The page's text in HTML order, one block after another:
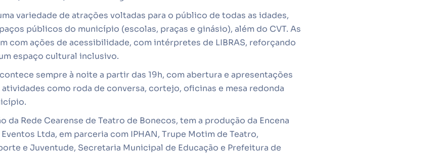
variedade de atrações voltadas para o público de todas as idades,
públicos do município (escolas, praças e ginásio), além do CVT. As
com ações de acessibilidade, com intérpretes de LIBRAS, reforçando
espaço cultural inclusivo.
sempre à noite a partir das 19h, com abertura e apresentações
como roda de conversa, cortejo, oficinas e mesa redonda
da Rede Cearense de Teatro de Bonecos, tem a produção da Encena
Ltda, em parceria com IPHAN, Trupe Motim de Teatro,
e Juventude, Secretaria Municipal de Educação e Prefeitura de